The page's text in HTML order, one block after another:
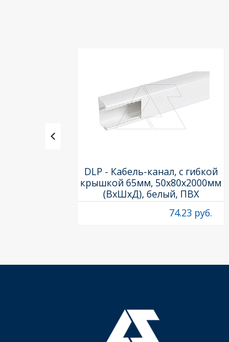
DLP - Кабель-канал, с гибкой
крышкой 65мм, 50x80х2000мм
(ВхШхД), белый, ПВХ
74.23 руб.